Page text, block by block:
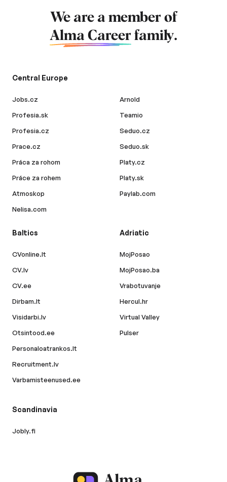
We are a member of
Alma Career family.
Central Europe
Jobs.cz
Profesia.sk
Profesia.cz
Prace.cz
Práca za rohom
Práce za rohem
Atmoskop
Nelisa.com
Arnold
Teamio
Seduo.cz
Seduo.sk
Platy.cz
Platy.sk
Paylab.com
Baltics
CVonline.lt
CV.lv
CV.ee
Dirbam.lt
Visidarbi.lv
Otsintood.ee
Personaloatrankos.lt
Recruitment.lv
Varbamisteenused.ee
Adriatic
MojPosao
MojPosao.ba
Vrabotuvanje
Hercul.hr
Virtual Valley
Pulser
Scandinavia
Jobly.fi